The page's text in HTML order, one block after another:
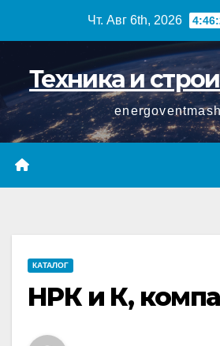
Чт. Авг 6th, 2026
Техника и
КАТАЛОГ
НРК и К,